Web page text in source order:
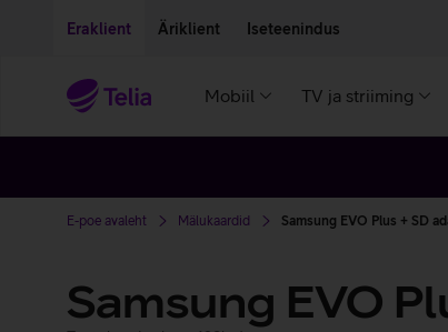
Eraklient Äriklient Iseteenindus
Mobiil TV ja striiming
E-poe avaleht Mälukaardid Samsung EVO Plus + SD
Samsung EVO